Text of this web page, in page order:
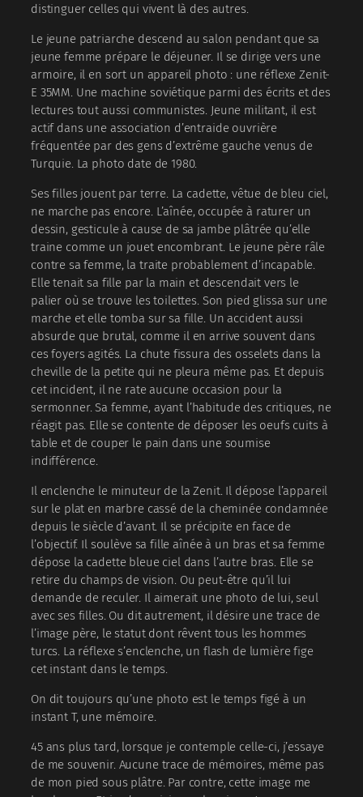
distinguer celles qui vivent là des autres.
Le jeune patriarche descend au salon pendant que sa
jeune femme prépare le déjeuner. Il se dirige vers une
armoire, il en sort un appareil photo : une réflexe Zenit-
E 35MM. Une machine soviétique parmi des écrits et des
lectures tout aussi communistes. Jeune militant, il est
actif dans une association d’entraide ouvrière
fréquentée par des gens d’extrême gauche venus de
Turquie. La photo date de 1980.
Ses filles jouent par terre. La cadette, vêtue de bleu ciel,
ne marche pas encore. L’aînée, occupée à raturer un
dessin, gesticule à cause de sa jambe plâtrée qu’elle
traine comme un jouet encombrant. Le jeune père râle
contre sa femme, la traite probablement d’incapable.
Elle tenait sa fille par la main et descendait vers le
palier où se trouve les toilettes. Son pied glissa sur une
marche et elle tomba sur sa fille. Un accident aussi
absurde que brutal, comme il en arrive souvent dans
ces foyers agités. La chute fissura des osselets dans la
cheville de la petite qui ne pleura même pas. Et depuis
cet incident, il ne rate aucune occasion pour la
sermonner. Sa femme, ayant l’habitude des critiques, ne
réagit pas. Elle se contente de déposer les oeufs cuits à
table et de couper le pain dans une soumise
indifférence.
Il enclenche le minuteur de la Zenit. Il dépose l’appareil
sur le plat en marbre cassé de la cheminée condamnée
depuis le siècle d’avant. Il se précipite en face de
l’objectif. Il soulève sa fille aînée à un bras et sa femme
dépose la cadette bleue ciel dans l’autre bras. Elle se
retire du champs de vision. Ou peut-être qu’il lui
demande de reculer. Il aimerait une photo de lui, seul
avec ses filles. Ou dit autrement, il désire une trace de
l’image père, le statut dont rêvent tous les hommes
turcs. La réflexe s’enclenche, un flash de lumière fige
cet instant dans le temps.
On dit toujours qu’une photo est le temps figé à un
instant T, une mémoire.
45 ans plus tard, lorsque je contemple celle-ci, j’essaye
de me souvenir. Aucune trace de mémoires, même pas
de mon pied sous plâtre. Par contre, cette image me